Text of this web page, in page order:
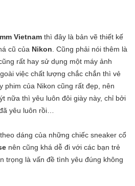
Vietnam thì đây là bản vẽ thiết kế
cũ của Nikon . Cũng phải nói thêm là
rất hay sử dụng một máy ảnh
việc chất lượng chắc chắn thì vẻ
phim của Nikon cũng rất đẹp, nên
nữa thì yêu luôn đôi giày này, chỉ bởi
yêu luôn rồi…
dáng của những chiếc sneaker cổ
nên cũng khá dễ đi với các bạn trẻ
trọng là vấn đề tình yêu đúng không